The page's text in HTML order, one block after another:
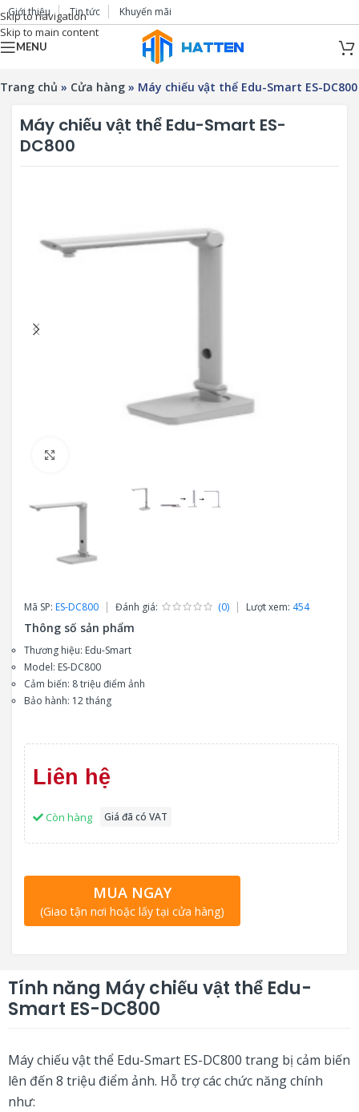
Skip to navigation
Skip to main content
Giới thiệu Tin tức Khuyến mãi
MENU
Trang chủ » Cửa hàng » Máy chiếu vật thể Edu-Smart ES-DC800
Máy chiếu vật thể Edu-Smart ES-
DC800
Mã SP: ES-DC800 Đánh giá: (0) Lượt xem: 454
Thông số sản phẩm
Thương hiệu: Edu-Smart
Model: ES-DC800
Cảm biến: 8 triệu điểm ảnh
Bảo hành: 12 tháng
Liên hệ
Còn hàng Giá đã có VAT
MUA NGAY
(Giao tận nơi hoặc lấy tại cửa hàng)
Tính năng Máy chiếu vật thể Edu-
Smart ES-DC800
Máy chiếu vật thể Edu-Smart ES-DC800 trang bị cảm biến
lên đến 8 triệu điểm ảnh. Hỗ trợ các chức năng chính
như: